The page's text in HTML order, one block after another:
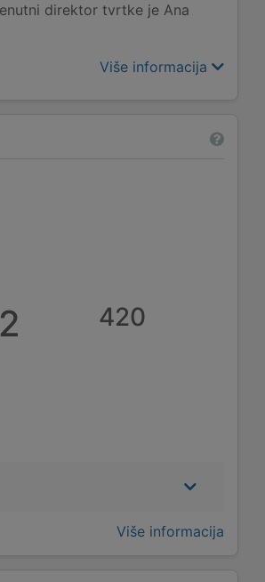
direktor tvrtke je Ana
Više informacija
420
Više informacija